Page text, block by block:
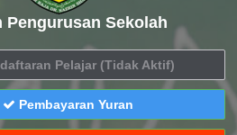
Pengurusan Sekolah
Pelajar (Tidak Aktif)
Pembayaran Yuran